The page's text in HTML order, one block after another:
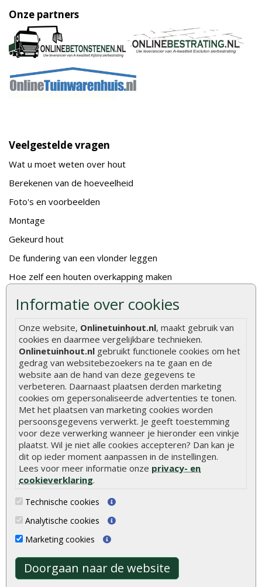
Informatie over cookies
Onze website, Onlinetuinhout.nl, maakt gebruik van
cookies en daarmee vergelijkbare technieken.
Onlinetuinhout.nl gebruikt functionele cookies om het
gedrag van websitebezoekers na te gaan en de
website aan de hand van deze gegevens te
verbeteren. Daarnaast plaatsen derden marketing
cookies om gepersonaliseerde advertenties te tonen.
Met het plaatsen van marketing cookies worden
persoonsgegevens verwerkt. Je geeft toestemming
voor deze verwerking wanneer je hieronder een vinkje
plaatst. Wil je niet alle cookies accepteren? Dan kan je
dit op ieder moment aanpassen in de instellingen.
Lees voor meer informatie onze privacy- en
cookieverklaring.
Technische cookies
Analytische cookies
Marketing cookies
Doorgaan naar de website
Onze partners
Veelgestelde vragen
Wat u moet weten over hout
Berekenen van de hoeveelheid
Foto's en voorbeelden
Montage
Gekeurd hout
De fundering van een vlonder leggen
Hoe zelf een houten overkapping maken
Hoe schutting plaatsen
De 9 beste tuinschermen van Onlinetuinhout.nl
Stijlvolle houtsoorten voor in de tuin
Duurzame tuin
Welke palen voor een schapenhek
Alle populaire categorieën
Tuinhout
Schutting
Vlonderplanken
Tuinpalen
Tuinhekken
Tuinhuizen
Blokhutten
Tuindeuren
Schuttingplanken
Steigerplanken
Rabatdelen
Aanbiedingen